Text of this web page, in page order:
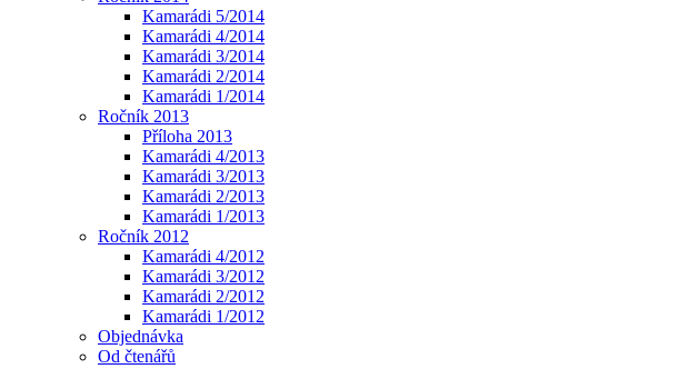
Kamarádi 5/2014
Kamarádi 4/2014
Kamarádi 3/2014
Kamarádi 2/2014
Kamarádi 1/2014
Ročník 2013
Příloha 2013
Kamarádi 4/2013
Kamarádi 3/2013
Kamarádi 2/2013
Kamarádi 1/2013
Ročník 2012
Kamarádi 4/2012
Kamarádi 3/2012
Kamarádi 2/2012
Kamarádi 1/2012
Objednávka
Od čtenářů